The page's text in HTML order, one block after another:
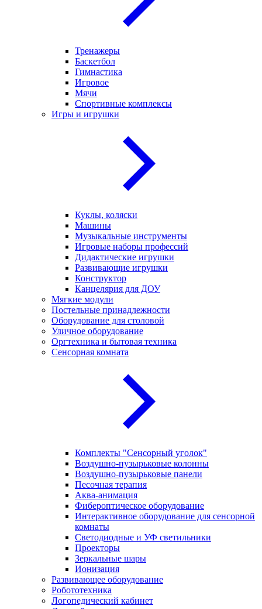
Тренажеры
Баскетбол
Гимнастика
Игровое
Мячи
Спортивные комплексы
Игры и игрушки
Куклы, коляски
Машины
Музыкальные инструменты
Игровые наборы профессий
Дидактические игрушки
Развивающие игрушки
Конструктор
Канцелярия для ДОУ
Мягкие модули
Постельные принадлежности
Оборудование для столовой
Уличное оборудование
Оргтехника и бытовая техника
Сенсорная комната
Комплекты "Сенсорный уголок"
Воздушно-пузырьковые колонны
Воздушно-пузырьковые панели
Песочная терапия
Аква-анимация
Фибероптическое оборудование
Интерактивное оборудование для сенсорной
комнаты
Светодиодные и УФ светильники
Проекторы
Зеркальные шары
Ионизация
Развивающее оборудование
Робототехника
Логопедический кабинет